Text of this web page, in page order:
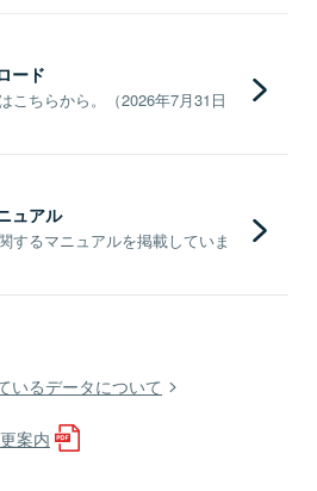
ード
こちらから。（2026年7月31日
ュアル
するマニュアルを掲載していま
いるデータについて
案内